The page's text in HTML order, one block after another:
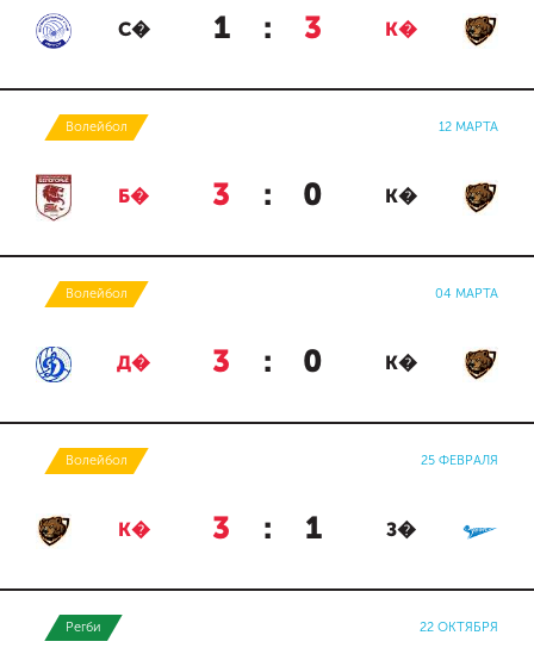
С� 1 : 3 К�
Волейбол 12 МАРТА
Б� 3 : 0 К�
Волейбол 04 МАРТА
Д� 3 : 0 К�
Волейбол 25 ФЕВРАЛЯ
К� 3 : 1 З�
Регби 22 ОКТЯБРЯ